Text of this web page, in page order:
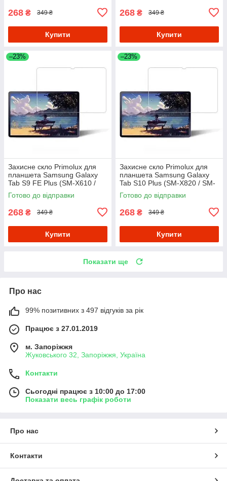
268 ₴ 349 ₴
Купити
268 ₴ 349 ₴
Купити
–23%
Захисне скло Primolux для
планшета Samsung Galaxy
Tab S9 FE Plus (SM-X610 /
SM-X616)
Готово до відправки
268 ₴ 349 ₴
Купити
–23%
Захисне скло Primolux для
планшета Samsung Galaxy
Tab S10 Plus (SM-X820 / SM-
X826)
Готово до відправки
268 ₴ 349 ₴
Купити
Показати ще
Про нас
99% позитивних з 497 відгуків за рік
Працює з 27.01.2019
м. Запоріжжя
Жуковського 32, Запоріжжя, Україна
Контакти
Сьогодні працює з 10:00 до 17:00
Показати весь графік роботи
Про нас
Контакти